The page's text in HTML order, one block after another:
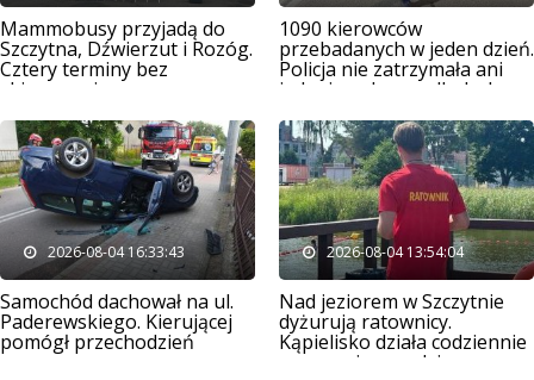
Mammobusy przyjadą do
Szczytna, Dźwierzut i Rozóg.
Cztery terminy bez
skierowania
1090 kierowców
przebadanych w jeden dzień.
Policja nie zatrzymała ani
jednej osoby po alkoholu
2026-08-04 16:33:43
Samochód dachował na ul.
Paderewskiego. Kierującej
pomógł przechodzień
2026-08-04 13:54:04
Nad jeziorem w Szczytnie
dyżurują ratownicy.
Kąpielisko działa codziennie
przez osiem godzin